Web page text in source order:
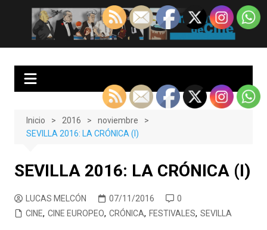
contenido
EnClave de Cine
Crítica cinematográfica y audiovisual. Punto de encuentro para los
Inicio 2016
noviembre
SEVILLA 2016: LA CRÓNICA (I)
SEVILLA 2016: LA CRÓNICA (I)
LUCAS MELCÓN 07/11/2016
0
CINE, CINE EUROPEO, CRÓNICA, FESTIVALES, SEVILLA